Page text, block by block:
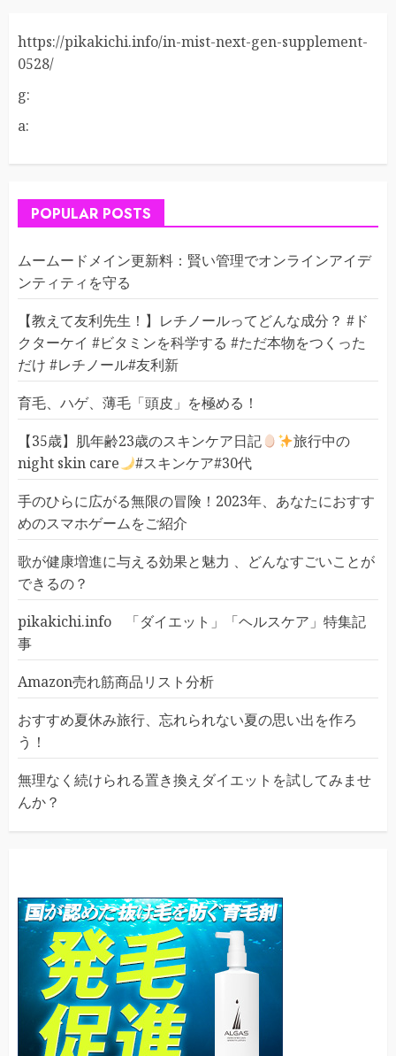
https://pikakichi.info/in-mist-next-gen-supplement-
0528/
g:
a:
POPULAR POSTS
ムームードメイン更新料：賢い管理でオンラインアイデ
ンティティを守る
【教えて友利先生！】レチノールってどんな成分？ #ド
クターケイ #ビタミンを科学する #ただ本物をつくった
だけ #レチノール#友利新
育毛、ハゲ、薄毛「頭皮」を極める！
【35歳】肌年齢23歳のスキンケア日記
旅行中の
night skin care
#スキンケア#30代
手のひらに広がる無限の冒険！2023年、あなたにおすす
めのスマホゲームをご紹介
歌が健康増進に与える効果と魅力 、どんなすごいことが
できるの？
pikakichi.info 「ダイエット」「ヘルスケア」特集記
事
Amazon売れ筋商品リスト分析
おすすめ夏休み旅行、忘れられない夏の思い出を作ろ
う！
無理なく続けられる置き換えダイエットを試してみませ
んか？